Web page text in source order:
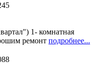
1- комнатная
ремонт подробнее...